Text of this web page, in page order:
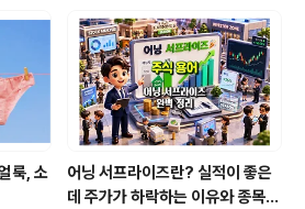
불평하는 사람들을 수도
지도 원하지도, 고마워하
..
룩, 소
어닝 서프라이즈란? 실적이 좋은
데 주가가 하락하는 이유와 종목